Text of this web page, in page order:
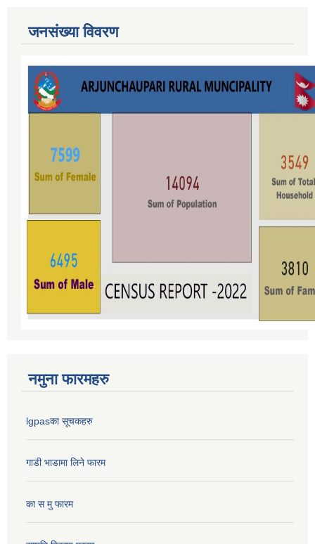
जनसंख्या विवरण
नमुना फारमहरु
lgpasका सूचकहरु
गाडी भाडामा लिने फारम
का स मु फारम